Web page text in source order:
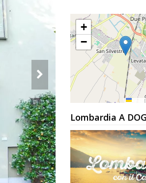
+
−
|
Lombardia A DOG